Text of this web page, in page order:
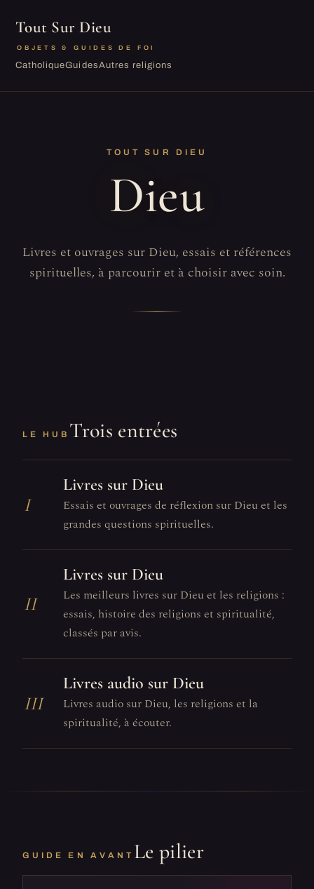
Tout Sur Dieu
OBJETS & GUIDES DE FOI
CatholiqueGuidesAutres religions
TOUT SUR DIEU
Dieu
Livres et ouvrages sur Dieu, essais et références
spirituelles, à parcourir et à choisir avec soin.
LE HUB Trois entrées
I
Livres sur Dieu
Essais et ouvrages de réflexion sur Dieu et les
grandes questions spirituelles.
II
Livres sur Dieu
Les meilleurs livres sur Dieu et les religions :
essais, histoire des religions et spiritualité,
classés par avis.
III
Livres audio sur Dieu
Livres audio sur Dieu, les religions et la
spiritualité, à écouter.
GUIDE EN AVANT Le pilier